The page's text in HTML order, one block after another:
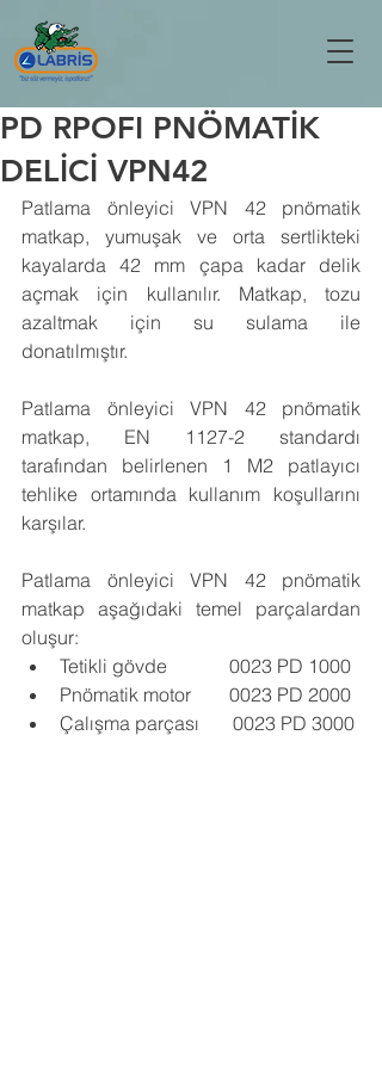
PD RPOFI PNÖMATİK
DELİCİ VPN42
Patlama önleyici VPN 42 pnömatik
matkap, yumuşak ve orta sertlikteki
kayalarda 42 mm çapa kadar delik
açmak için kullanılır. Matkap, tozu
azaltmak için su sulama ile
donatılmıştır.
Patlama önleyici VPN 42 pnömatik
matkap, EN 1127-2 standardı
tarafından belirlenen 1 M2 patlayıcı
tehlike ortamında kullanım koşullarını
karşılar.
Patlama önleyici VPN 42 pnömatik
matkap aşağıdaki temel parçalardan
oluşur:
Tetikli gövde             0023 PD 1000
Pnömatik motor        0023 PD 2000
Çalışma parçası       0023 PD 3000